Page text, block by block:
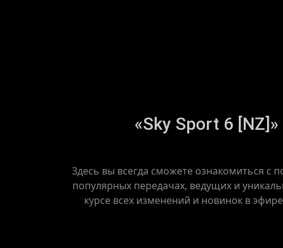
«Sky Sport 6
Здесь вы всегда сможете ознакомиться с
популярных передачах, ведущих и
курсе всех изменений и новинок в